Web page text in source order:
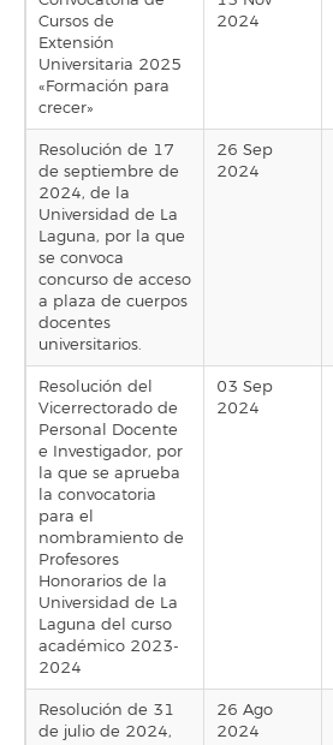
Cursos de
Extensión
Universitaria 2025
«Formación para
crecer»
2024
Resolución de 17
de septiembre de
2024, de la
Universidad de La
Laguna, por la que
se convoca
concurso de acceso
a plaza de cuerpos
docentes
universitarios.
26 Sep
2024
Resolución del
Vicerrectorado de
Personal Docente
e Investigador, por
la que se aprueba
la convocatoria
para el
nombramiento de
Profesores
Honorarios de la
Universidad de La
Laguna del curso
académico 2023-
2024
03 Sep
2024
Resolución de 31
de julio de 2024,
26 Ago
2024